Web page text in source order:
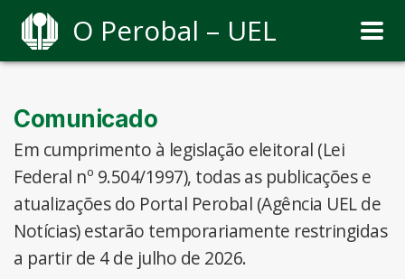
O Perobal – UEL
Comunicado
Em cumprimento à legislação eleitoral (Lei
Federal nº 9.504/1997), todas as publicações e
atualizações do Portal Perobal (Agência UEL de
Notícias) estarão temporariamente restringidas
a partir de 4 de julho de 2026.